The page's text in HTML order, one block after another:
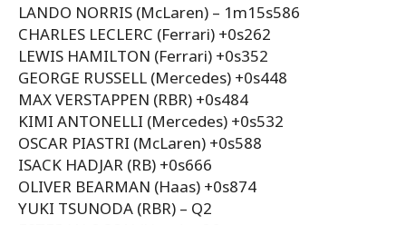
LANDO NORRIS (McLaren) – 1m15s586
CHARLES LECLERC (Ferrari) +0s262
LEWIS HAMILTON (Ferrari) +0s352
GEORGE RUSSELL (Mercedes) +0s448
MAX VERSTAPPEN (RBR) +0s484
KIMI ANTONELLI (Mercedes) +0s532
OSCAR PIASTRI (McLaren) +0s588
ISACK HADJAR (RB) +0s666
OLIVER BEARMAN (Haas) +0s874
YUKI TSUNODA (RBR) – Q2